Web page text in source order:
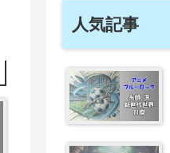
人気記事